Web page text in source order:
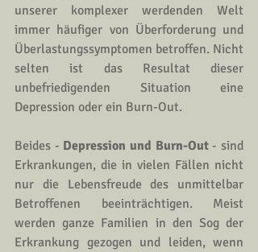
unserer komplexer werdenden Welt
immer häufiger von Überforderung und
Überlastungssymptomen betroffen. Nicht
selten ist das Resultat dieser
unbefriedigenden Situation eine
Depression oder ein Burn-Out.
Beides - Depression und Burn-Out - sind
Erkrankungen, die in vielen Fällen nicht
nur die Lebensfreude des unmittelbar
Betroffenen beeinträchtigen. Meist
werden ganze Familien in den Sog der
Erkrankung gezogen und leiden, wenn